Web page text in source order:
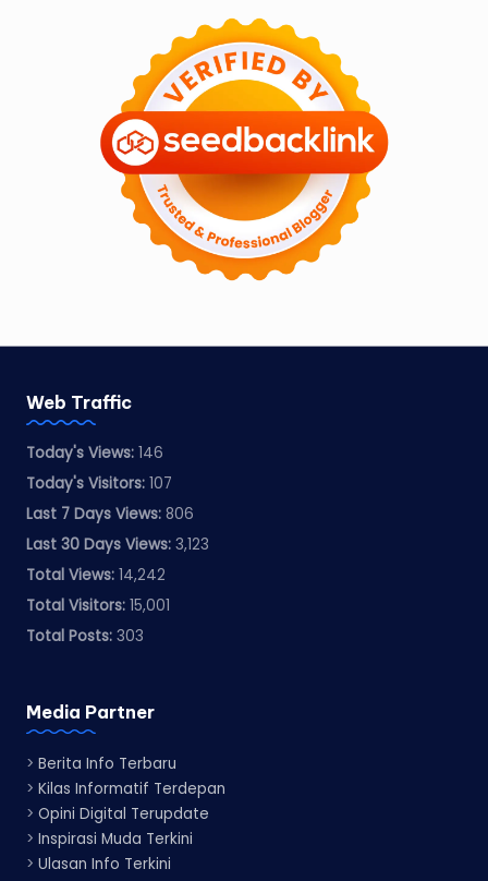
Web Traffic
Today's Views: 146
Today's Visitors: 107
Last 7 Days Views: 806
Last 30 Days Views: 3,123
Total Views: 14,242
Total Visitors: 15,001
Total Posts: 303
Media Partner
> Berita Info Terbaru
> Kilas Informatif Terdepan
> Opini Digital Terupdate
> Inspirasi Muda Terkini
> Ulasan Info Terkini